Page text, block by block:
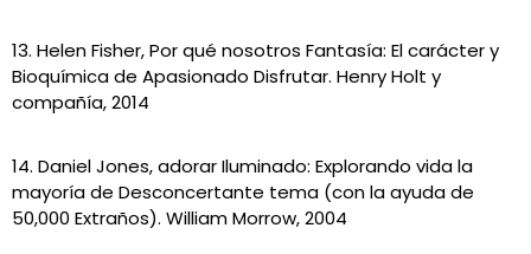
13. Helen Fisher, Por qué nosotros Fantasía: El carácter y
Bioquímica de Apasionado Disfrutar. Henry Holt y
compañía, 2014
14. Daniel Jones, adorar Iluminado: Explorando vida ​​la
mayoría de Desconcertante tema (con la ayuda de
50,000 Extraños). William Morrow, 2004